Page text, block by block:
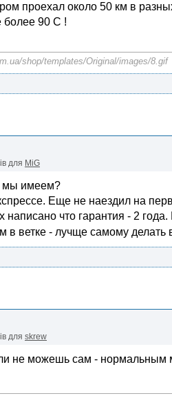
проехал около 50 км в
более 90 С !
shop/templates/Original/images/8.gif
для MiG
мы имеем?
Еще не наездил на
написано что гарантия - 2
в ветке - лучще самому делать
для skrew
не можешь сам - нормальным